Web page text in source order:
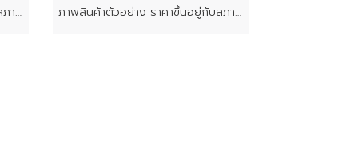
ภาพสินค้าตัวอย่าง ราคาขึ้นอยู่กับสภาพของแต่ละชิ้น ภาพสินค้าตัวอย่าง ราคาขึ้นอยู่กับสภาพของแต่ละชิ้น